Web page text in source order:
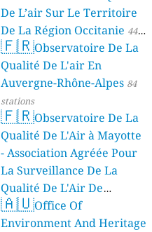
De L’air Sur Le Territoire
De La Région Occitanie 44
stations
🇫🇷Observatoire De La
Qualité De L'air En
Auvergne-Rhône-Alpes 84
stations
🇫🇷Observatoire De La
Qualité De L'Air à Mayotte
- Association Agréée Pour
La Surveillance De La
Qualité De L'Air De
Mayotte 4 stations
🇦🇺Office Of
Environment And Heritage